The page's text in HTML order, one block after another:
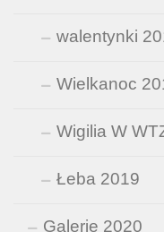
walentynki
Wielkanoc
Wigilia W
Łeba 2019
Galerie 2020